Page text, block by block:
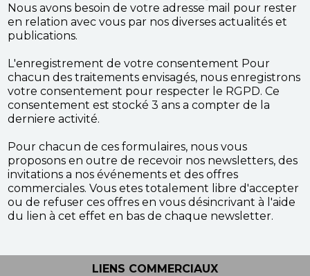
Nous avons besoin de votre adresse mail pour rester
en relation avec vous par nos diverses actualités et
publications.
L'enregistrement de votre consentement Pour
chacun des traitements envisagés, nous enregistrons
votre consentement pour respecter le RGPD. Ce
consentement est stocké 3 ans a compter de la
derniere activité.
Pour chacun de ces formulaires, nous vous
proposons en outre de recevoir nos newsletters, des
invitations a nos événements et des offres
commerciales. Vous etes totalement libre d'accepter
ou de refuser ces offres en vous désincrivant à l'aide
du lien à cet effet en bas de chaque newsletter.
LIENS COMMERCIAUX